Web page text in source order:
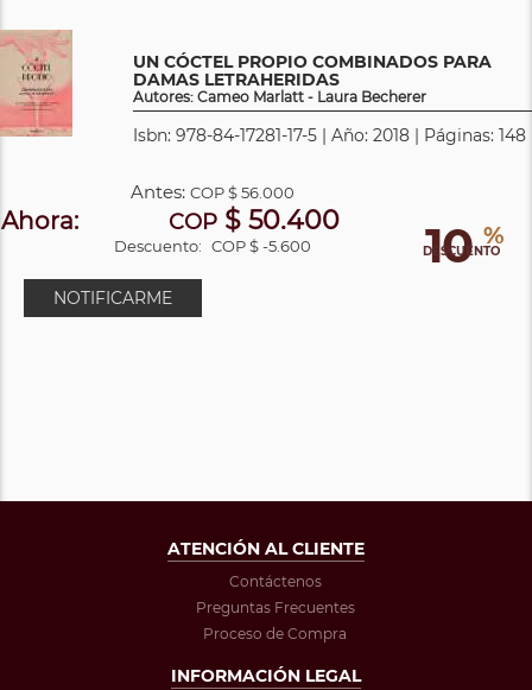
UN CÓCTEL PROPIO COMBINADOS PARA
DAMAS LETRAHERIDAS
Autores: Cameo Marlatt - Laura Becherer
Isbn: 978-84-17281-17-5 | Año: 2018 | Páginas: 148
10 %
DESCUENTO
Antes:COP$ 56.000
Ahora: COP $ 50.400
Descuento: COP $ -5.600
NOTIFICARME
ATENCIÓN AL CLIENTE
Contáctenos
Preguntas Frecuentes
Proceso de Compra
INFORMACIÓN LEGAL